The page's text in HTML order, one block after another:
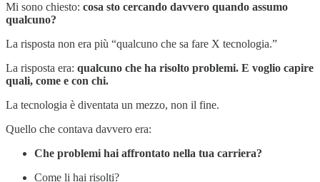
Mi sono chiesto: cosa sto cercando davvero quando assumo
qualcuno?
La risposta non era più “qualcuno che sa fare X tecnologia.”
La risposta era: qualcuno che ha risolto problemi. E voglio capire
quali, come e con chi.
La tecnologia è diventata un mezzo, non il fine.
Quello che contava davvero era:
Che problemi hai affrontato nella tua carriera?
Come li hai risolti?